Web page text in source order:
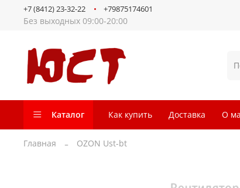
Без выходных 09:00-20:00
+7 (8412) 23-32-22 +79875174601
Каталог Как купить Доставка О
Главная OZON Ust-bt